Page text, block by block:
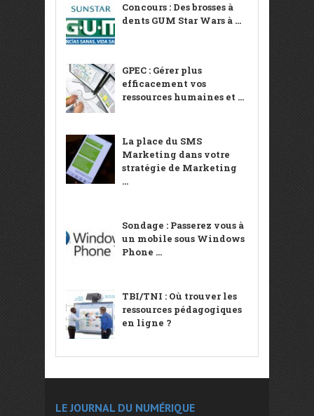
Concours : Des brosses à
dents GUM Star Wars à ...
GPEC : Gérer plus
efficacement vos
ressources humaines et ...
La place du SMS
Marketing dans votre
stratégie de Marketing
...
Sondage : Passerez vous à
un mobile sous Windows
Phone ...
TBI/TNI : Où trouver les
ressources pédagogiques
en ligne ?
LE JOURNAL DU NUMÉRIQUE